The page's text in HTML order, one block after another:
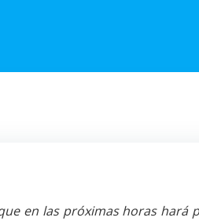
en las próximas horas hará